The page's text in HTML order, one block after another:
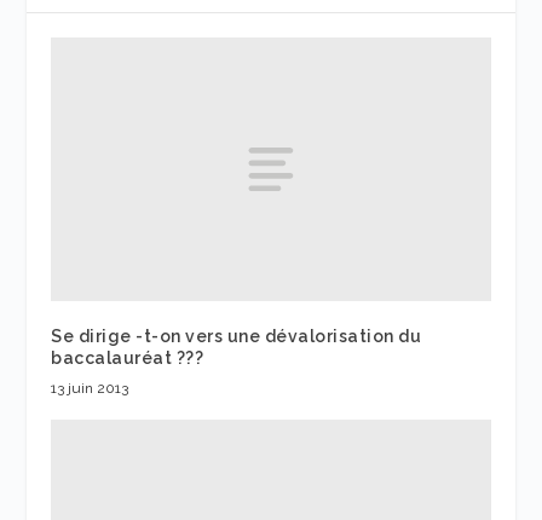
Se dirige -t-on vers une dévalorisation du
baccalauréat ???
13 juin 2013